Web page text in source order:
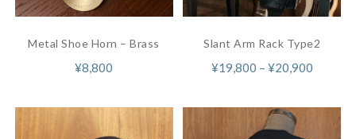
Metal Shoe Horn – Brass
¥8,800
Slant Arm Rack Type2
¥19,800 – ¥20,900